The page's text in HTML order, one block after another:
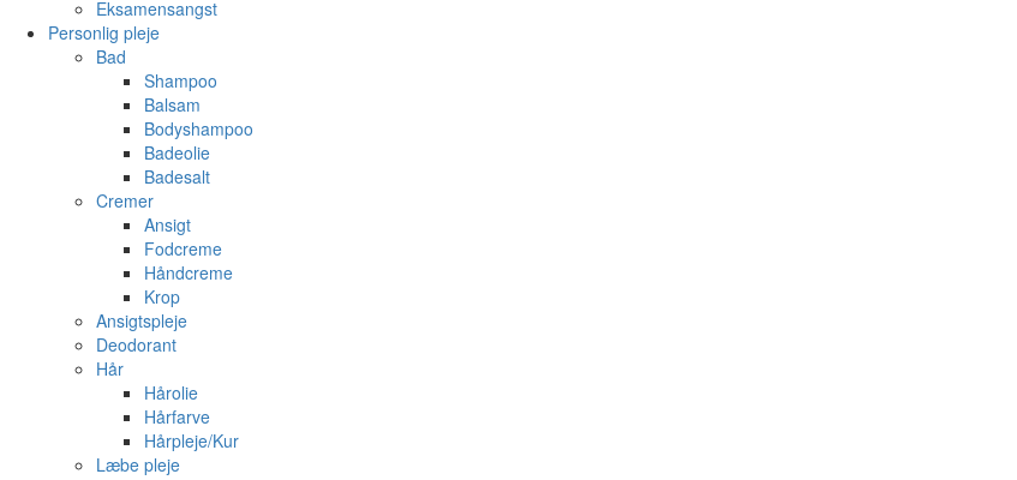
Eksamensangst
Personlig pleje
Bad
Shampoo
Balsam
Bodyshampoo
Badeolie
Badesalt
Cremer
Ansigt
Fodcreme
Håndcreme
Krop
Ansigtspleje
Deodorant
Hår
Hårolie
Hårfarve
Hårpleje/Kur
Læbe pleje